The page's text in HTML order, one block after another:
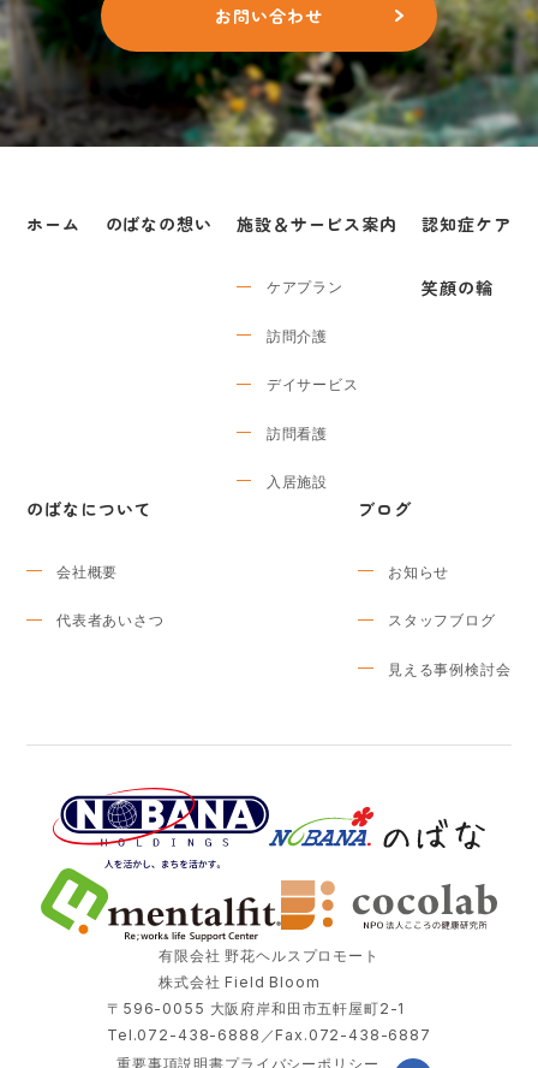
お問い合わせ
ホーム のばなの想い 施設＆サービス案内
ケアプラン
訪問介護
デイサービス
訪問看護
入居施設
認知症ケア
笑顔の輪
のばなについて
会社概要
代表者あいさつ
ブログ
お知らせ
スタッフブログ
見える事例検討会
有限会社 野花ヘルスプロモート
株式会社 Field Bloom
〒596-0055 大阪府岸和田市五軒屋町2-1
Tel.072-438-6888／Fax.072-438-6887
重要事項説明書プライバシーポリシー